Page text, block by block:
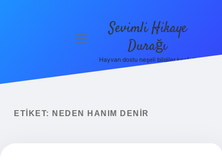
menüyü
Sevimli Hikaye
Durağı
Hayvan dostu neşeli bilgiler keşfet!
ETIKET: NEDEN HANIM DENIR